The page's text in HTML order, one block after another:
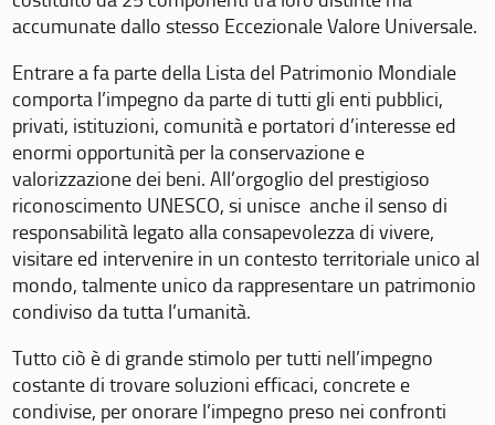
accumunate dallo stesso Eccezionale Valore Universale.
Entrare a fa parte della Lista del Patrimonio Mondiale
comporta l’impegno da parte di tutti gli enti pubblici,
privati, istituzioni, comunità e portatori d’interesse ed
enormi opportunità per la conservazione e
valorizzazione dei beni. All’orgoglio del prestigioso
riconoscimento UNESCO, si unisce anche il senso di
responsabilità legato alla consapevolezza di vivere,
visitare ed intervenire in un contesto territoriale unico al
mondo, talmente unico da rappresentare un patrimonio
condiviso da tutta l’umanità.
Tutto ciò è di grande stimolo per tutti nell’impegno
costante di trovare soluzioni efficaci, concrete e
condivise, per onorare l’impegno preso nei confronti